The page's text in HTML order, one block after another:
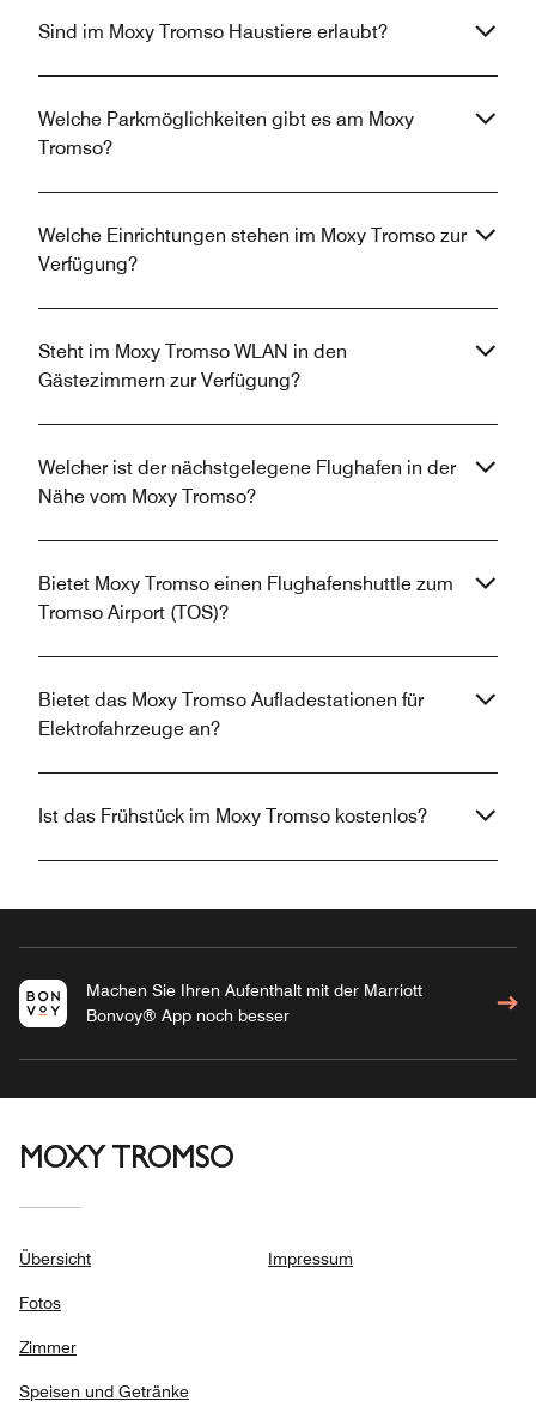
Sind im Moxy Tromso Haustiere erlaubt?
Welche Parkmöglichkeiten gibt es am Moxy
Tromso?
Welche Einrichtungen stehen im Moxy Tromso zur
Verfügung?
Steht im Moxy Tromso WLAN in den
Gästezimmern zur Verfügung?
Welcher ist der nächstgelegene Flughafen in der
Nähe vom Moxy Tromso?
Bietet Moxy Tromso einen Flughafenshuttle zum
Tromso Airport (TOS)?
Bietet das Moxy Tromso Aufladestationen für
Elektrofahrzeuge an?
Ist das Frühstück im Moxy Tromso kostenlos?
Machen Sie Ihren Aufenthalt mit der Marriott
Bonvoy® App noch besser
MOXY TROMSO
Übersicht
Fotos
Zimmer
Speisen und Getränke
Impressum